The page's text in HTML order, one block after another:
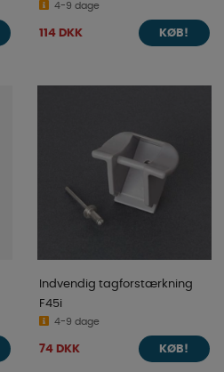
4-9 dage
114 DKK KØB!
Indvendig tagforstærkning
F45i
4-9 dage
74 DKK KØB!